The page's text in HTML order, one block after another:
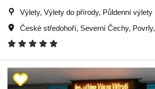
Výlety, Výlety do přírody, Půldenní výlety
České středohoří, Severní Čechy, Povrly,